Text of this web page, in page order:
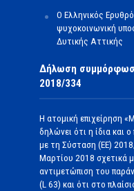
Ο Ελληνικός
ψυχοκοινωνική
Δυτικής Αττικής
Δήλωση
2018/334
Η ατομική
δηλώνει ότι η ίδια και
με τη Σύσταση (ΕΕ)
Μαρτίου 2018 σχετικά
αντιμετώπιση του
(L 63) και ότι στο